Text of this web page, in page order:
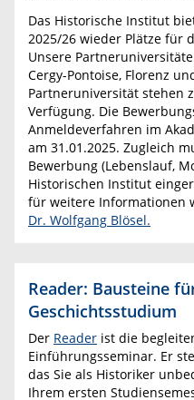
Das Historische Institut
2025/26 wieder Plätze für
Unsere
Cergy-Pontoise, Florenz
Partneruniversität stehen
Verfügung. Die
Anmeldeverfahren im
am 31.01.2025. Zugleich
Bewerbung (Lebenslauf,
Historischen Institut
für weitere Informationen
Dr. Wolfgang Blösel.
Reader: Bausteine
Geschichtsstudium
Der Reader ist die
Einführungsseminar. Er
das Sie als Historiker
Ihrem ersten